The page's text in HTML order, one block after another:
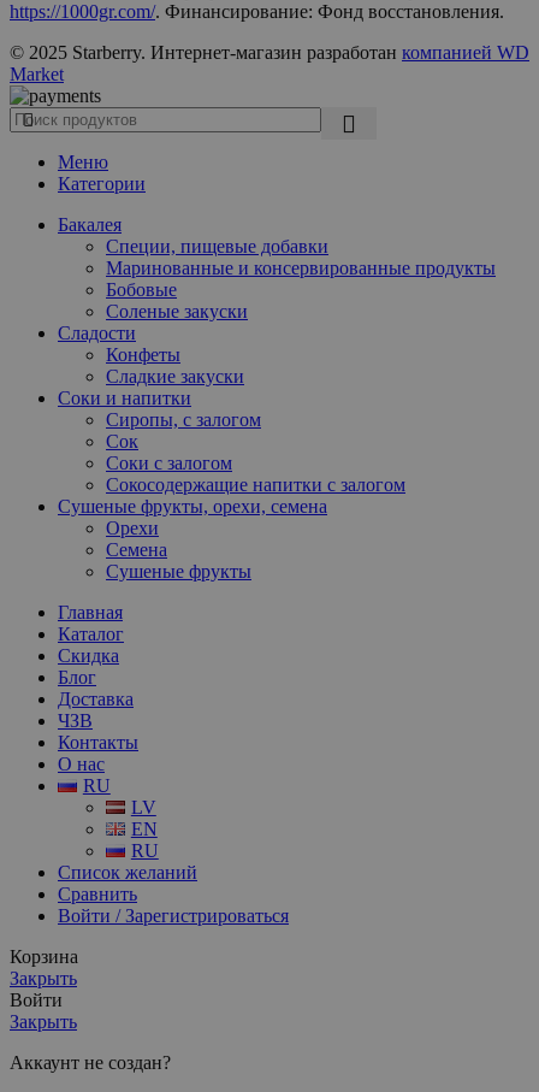
https://1000gr.com/. Финансирование: Фонд восстановления.
© 2025 Starberry. Интернет-магазин разработан компанией WD
Market
Меню
Категории
Бакалея
Специи, пищевые добавки
Маринованные и консервированные продукты
Бобовые
Соленые закуски
Сладости
Конфеты
Сладкие закуски
Соки и напитки
Сиропы, с залогом
Сок
Соки с залогом
Сокосодержащие напитки с залогом
Сушеные фрукты, орехи, семена
Орехи
Семена
Сушеные фрукты
Главная
Каталог
Скидка
Блог
Доставка
ЧЗВ
Контакты
О нас
RU
LV
EN
RU
Список желаний
Сравнить
Войти / Зарегистрироваться
Корзина
Закрыть
Войти
Закрыть
Аккаунт не создан?